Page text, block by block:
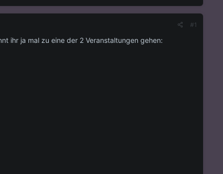
#1
ihr ja mal zu eine der 2 Veranstaltungen gehen: